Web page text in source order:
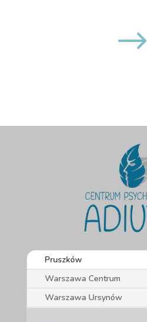
$
Pruszków
Warszawa Centrum
Warszawa Ursynów